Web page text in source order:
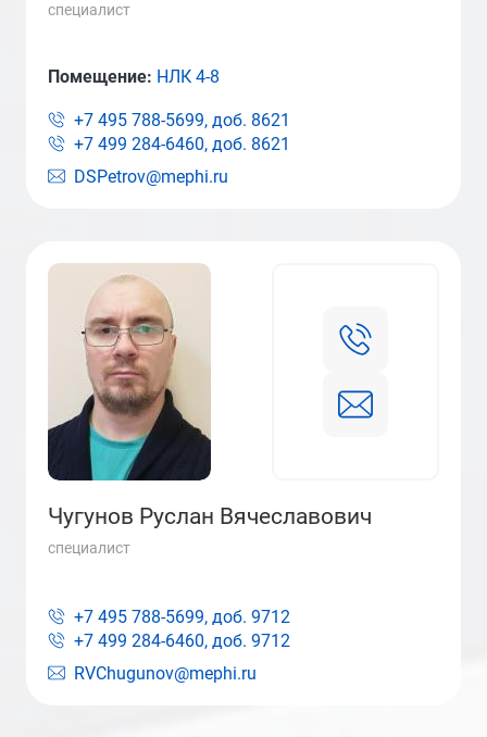
специалист
DSPetrov@mephi.ru
Помещение: НЛК 4-8
+7 495 788-5699, доб. 8621
+7 499 284-6460, доб. 8621
Чугунов Руслан Вячеславович
специалист
RVChugunov@mephi.ru
+7 495 788-5699, доб. 9712
+7 499 284-6460, доб. 9712